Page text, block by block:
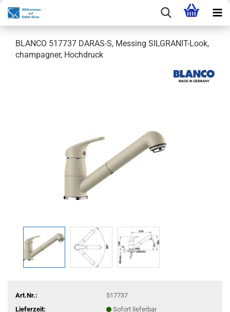
BLANCO 517737 DARAS-S, Messing SILGRANIT-Look,
champagner, Hochdruck
Art.Nr.:
517737
Lieferzeit:
Sofort lieferbar